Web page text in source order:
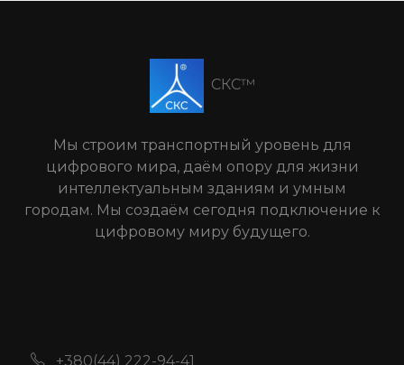
СКС™
Мы строим транспортный уровень для
цифрового мира, даём опору для жизни
интеллектуальным зданиям и умным
городам. Мы создаём сегодня подключение к
цифровому миру будущего.
+380(44) 222-94-41